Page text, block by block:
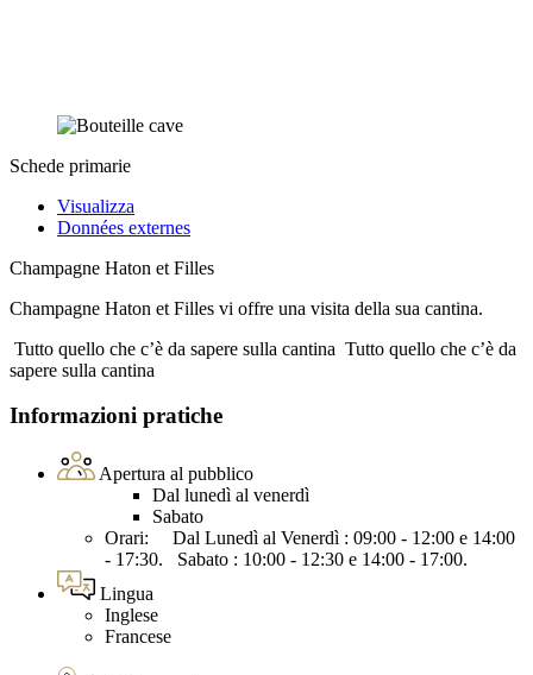
Schede primarie
Visualizza
Données externes
Champagne Haton et Filles
Champagne Haton et Filles vi offre una visita della sua cantina.
Tutto quello che c’è da sapere sulla cantina Tutto quello che c’è da
sapere sulla cantina
Informazioni pratiche
Apertura al pubblico
Dal lunedì al venerdì
Sabato
Orari: Dal Lunedì al Venerdì : 09:00 - 12:00 e 14:00
- 17:30. Sabato : 10:00 - 12:30 e 14:00 - 17:00.
Lingua
Inglese
Francese